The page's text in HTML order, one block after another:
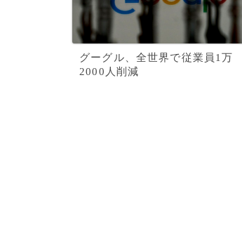
グーグル、全世界で従業員1万
2000人削減